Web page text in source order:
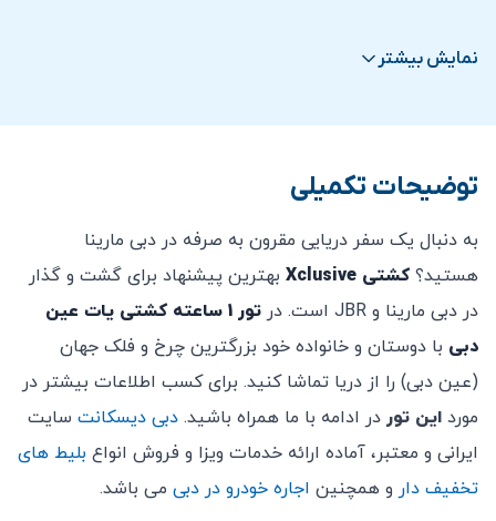
شما مجاز به همراه داشتن آب وغذای شخصی خود در
بلیط بزرگسال 12 سال به بالا در نظر گرفته می شود.
طبق دستور گارد ساحلی، صرف نظر از قدرت شناگر،
کودکان زیر 10 سال باید هنگام حضور در بیرون از عرشه
جلیقه نجات بپوشند.
تمام افراد زیر 21 سال باید تحت نظارت یک بزرگسال
باشند.
توصیه می شود حداقل 45 دقیقه قبل از حرکت یات
حضور داشته باشید، در صورت دیر رسیدن، مبلغی پس داده
نخواهد شد.
نمایش بیشتر
توضیحات تکمیلی
به دنبال یک سفر دریایی مقرون به صرفه در دبی مارینا
هستید؟کشتی Xclusive
بهترین پیشنهاد برای گشت و گذار
در دبی مارینا و JBR است. در
تور 1 ساعته کشتی یات عین
دبی با دوستان و خانواده خود بزرگترین چرخ و فلک جهان
(عین دبی) را از دریا تماشا کنید. برای کسب اطلاعات بیشتر در
مورد این تور در ادامه با ما همراه باشید. دبی دیسکانت سایت
ایرانی و معتبر، آماده ارائه خدمات ویزا و فروش انواع بلیط های
تخفیف دار و همچنین اجاره خودرو در دبی می باشد.